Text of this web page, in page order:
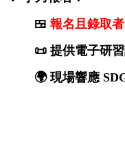
🍱 報名且錄取者
📜 提供電子研
🌍 現場響應